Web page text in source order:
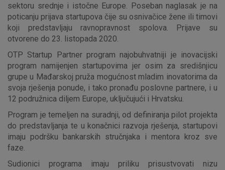
sektoru srednje i istočne Europe. Poseban naglasak je na
poticanju prijava startupova čije su osnivačice žene ili timovi
koji predstavljaju ravnopravnost spolova. Prijave su
otvorene do 23. listopada 2020.
OTP Startup Partner program najobuhvatniji je inovacijski
program namijenjen startupovima jer osim za središnjicu
grupe u Mađarskoj pruža mogućnost mladim inovatorima da
svoja rješenja ponude, i tako pronađu poslovne partnere, i u
12 podružnica diljem Europe, uključujući i Hrvatsku.
Program je temeljen na suradnji, od definiranja pilot projekta
do predstavljanja te u konačnici razvoja rješenja, startupovi
imaju podršku bankarskih stručnjaka i mentora kroz sve
faze.
Sudionici programa imaju priliku prisustvovati nizu